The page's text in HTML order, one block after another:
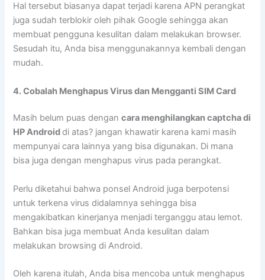
Hal tersebut biasanya dapat terjadi karena APN perangkat
juga sudah terblokir oleh pihak Google sehingga akan
membuat pengguna kesulitan dalam melakukan browser.
Sesudah itu, Anda bisa menggunakannya kembali dengan
mudah.
4. Cobalah Menghapus Virus dan Mengganti SIM Card
Masih belum puas dengancara menghilangkan captcha di
HP Androiddi atas? jangan khawatir karena kami masih
mempunyai cara lainnya yang bisa digunakan. Di mana
bisa juga dengan menghapus virus pada perangkat.
Perlu diketahui bahwa ponsel Android juga berpotensi
untuk terkena virus didalamnya sehingga bisa
mengakibatkan kinerjanya menjadi terganggu atau lemot.
Bahkan bisa juga membuat Anda kesulitan dalam
melakukan browsing di Android.
Oleh karena itulah, Anda bisa mencoba untuk menghapus